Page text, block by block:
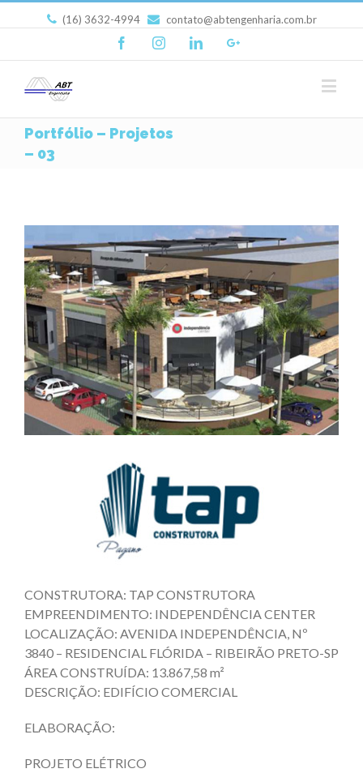
(16) 3632-4994
contato@abtengenharia.com.br
FacebookInstagramLinkedinGoogle+
Portfólio – Projetos
– 03
CONSTRUTORA: TAP CONSTRUTORA
EMPREENDIMENTO: INDEPENDÊNCIA CENTER
LOCALIZAÇÃO: AVENIDA INDEPENDÊNCIA, Nº
3840 – RESIDENCIAL FLÓRIDA – RIBEIRÃO PRETO-SP
ÁREA CONSTRUÍDA: 13.867,58 m²
DESCRIÇÃO: EDIFÍCIO COMERCIAL
ELABORAÇÃO:
PROJETO ELÉTRICO